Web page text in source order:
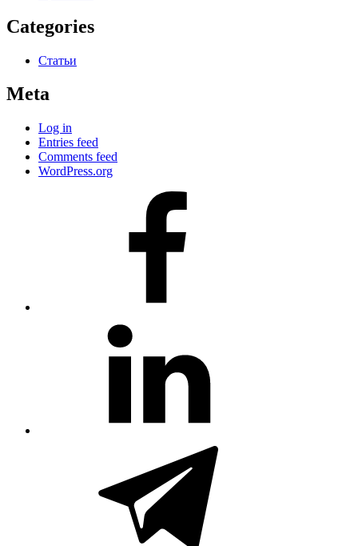
Categories
Статьи
Meta
Log in
Entries feed
Comments feed
WordPress.org